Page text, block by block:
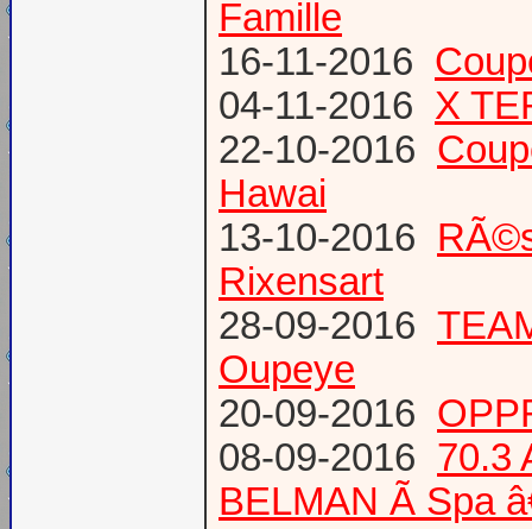
Famille
16-11-2016
04-11-2016 X
22-10-2016
Hawai
13-10-2016
Rixensart
28-09-2016
Oupeye
20-09-2016
08-09-2016 70.3
BELMAN Ã Spa